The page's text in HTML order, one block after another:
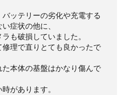
ッテリーの劣化や充電する
症状の他に、
も破損していました。
理で直りとても良かったで
本体の基盤はかなり傷んで
があります。